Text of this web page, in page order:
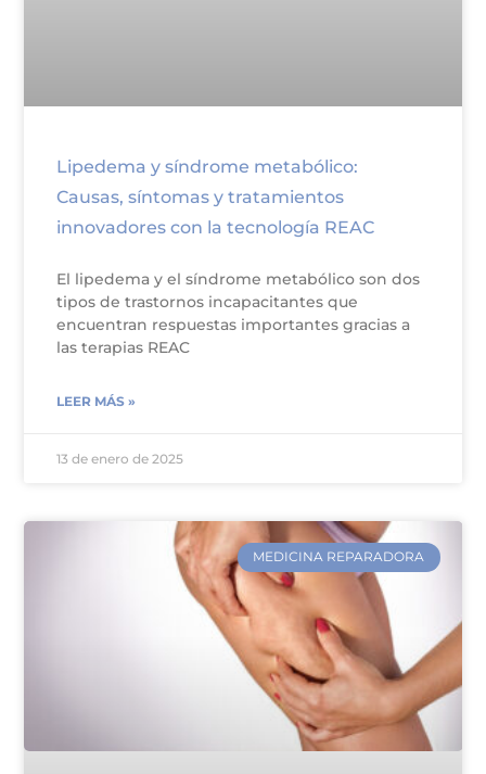
Lipedema y síndrome metabólico:
Causas, síntomas y tratamientos
innovadores con la tecnología REAC
El lipedema y el síndrome metabólico son dos
tipos de trastornos incapacitantes que
encuentran respuestas importantes gracias a
las terapias REAC
LEER MÁS »
13 de enero de 2025
MEDICINA REPARADORA